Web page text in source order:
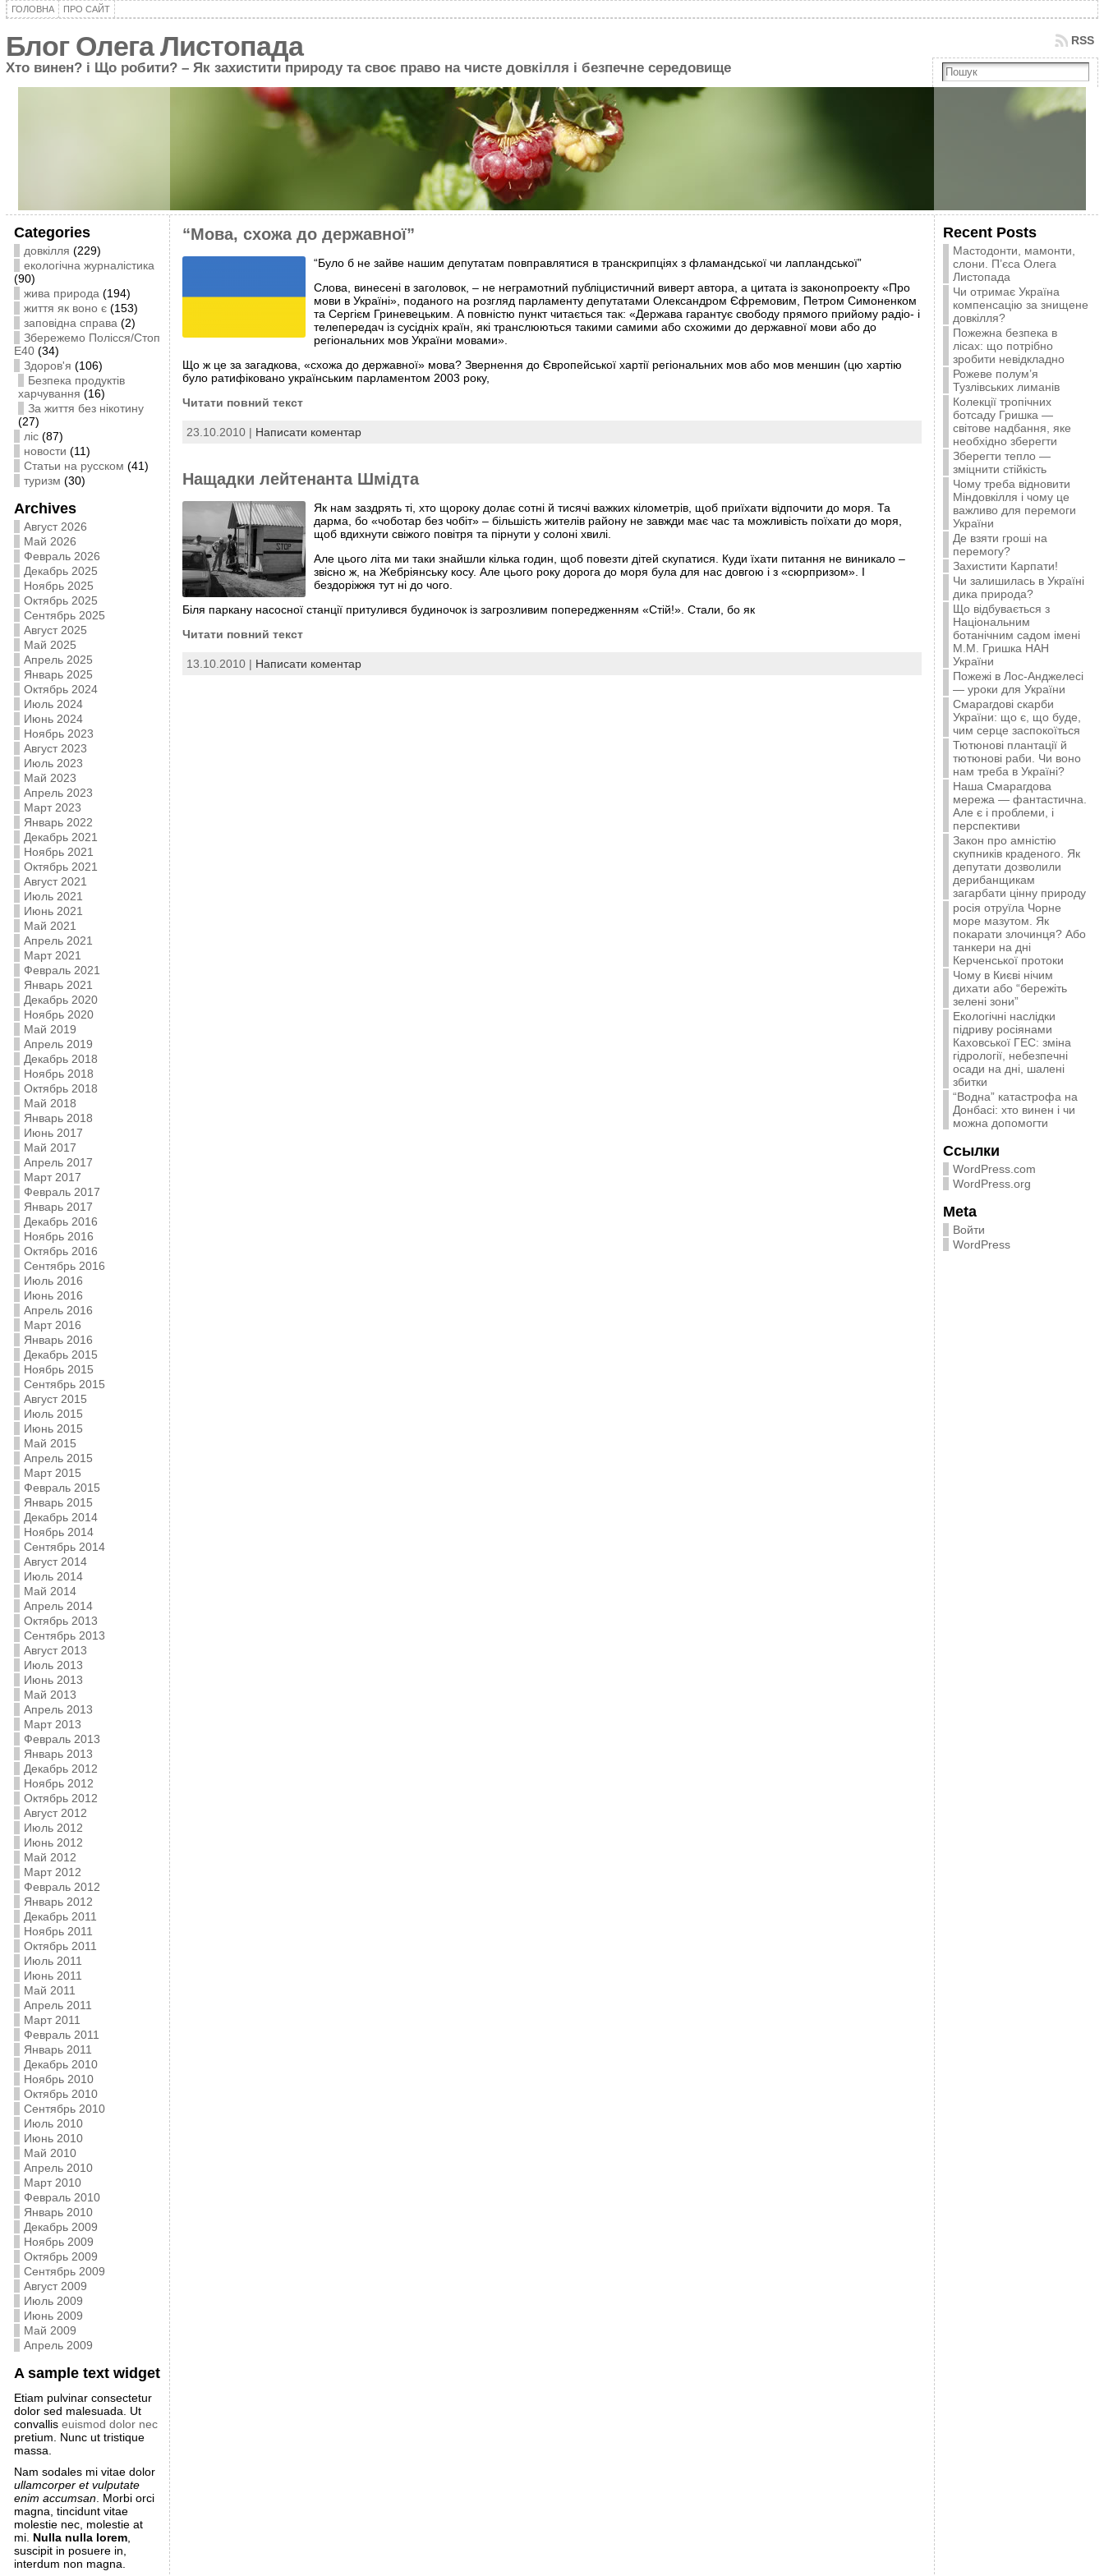
ГОЛОВНА ПРО САЙТ
Блог Олега Листопада
Хто винен? і Що робити? – Як захистити природу та своє право на чисте довкілля і безпечне середовище
RSS
Categories
довкілля (229)
екологічна журналістика
(90)
жива природа (194)
життя як воно є(153)
заповідна справа (2)
Збережемо Полісся/Стоп
Е40(34)
Здоров'я (106)
Безпека продуктів
харчування (16)
За життя без нікотину
(27)
ліс(87)
новости (11)
Статьи на русском (41)
туризм (30)
Archives
Август 2026
Май 2026
Февраль 2026
Декабрь 2025
Ноябрь 2025
Октябрь 2025
Сентябрь 2025
Август 2025
Май 2025
Апрель 2025
Январь 2025
Октябрь 2024
Июль 2024
Июнь 2024
Ноябрь 2023
Август 2023
Июль 2023
Май 2023
Апрель 2023
Март 2023
Январь 2022
Декабрь 2021
Ноябрь 2021
Октябрь 2021
Август 2021
Июль 2021
Июнь 2021
Май 2021
Апрель 2021
Март 2021
Февраль 2021
Январь 2021
Декабрь 2020
Ноябрь 2020
Май 2019
Апрель 2019
Декабрь 2018
Ноябрь 2018
Октябрь 2018
Май 2018
Январь 2018
Июнь 2017
Май 2017
Апрель 2017
Март 2017
Февраль 2017
Январь 2017
Декабрь 2016
Ноябрь 2016
Октябрь 2016
Сентябрь 2016
Июль 2016
Июнь 2016
Апрель 2016
Март 2016
Январь 2016
Декабрь 2015
Ноябрь 2015
Сентябрь 2015
Август 2015
Июль 2015
Июнь 2015
Май 2015
Апрель 2015
Март 2015
Февраль 2015
Январь 2015
Декабрь 2014
Ноябрь 2014
Сентябрь 2014
Август 2014
Июль 2014
Май 2014
Апрель 2014
Октябрь 2013
Сентябрь 2013
Август 2013
Июль 2013
Июнь 2013
Май 2013
Апрель 2013
Март 2013
Февраль 2013
Январь 2013
Декабрь 2012
Ноябрь 2012
Октябрь 2012
Август 2012
Июль 2012
Июнь 2012
Май 2012
Март 2012
Февраль 2012
Январь 2012
Декабрь 2011
Ноябрь 2011
Октябрь 2011
Июль 2011
Июнь 2011
Май 2011
Апрель 2011
Март 2011
Февраль 2011
Январь 2011
Декабрь 2010
Ноябрь 2010
Октябрь 2010
Сентябрь 2010
Июль 2010
Июнь 2010
Май 2010
Апрель 2010
Март 2010
Февраль 2010
Январь 2010
Декабрь 2009
Ноябрь 2009
Октябрь 2009
Сентябрь 2009
Август 2009
Июль 2009
Июнь 2009
Май 2009
Апрель 2009
A sample text widget
Etiam pulvinar consectetur
dolor sed malesuada. Ut
convallis euismod dolor nec
pretium. Nunc ut tristique
massa.
Nam sodales mi vitae dolor
ullamcorper et vulputate
enim accumsan. Morbi orci
magna, tincidunt vitae
molestie nec, molestie at
mi. Nulla nulla lorem,
suscipit in posuere in,
interdum non magna.
“Мова, схожа до державної”
“Було б не зайве нашим депутатам повправлятися в транскрипціях з фламандської чи лапландської”
Слова, винесені в заголовок, – не неграмотний публіцистичний виверт автора, а цитата із законопроекту «Про
мови в Україні», поданого на розгляд парламенту депутатами Олександром Єфремовим, Петром Cимоненком
та Сергієм Гриневецьким. А повністю пункт читається так: «Держава гарантує свободу прямого прийому радіо- і
телепередач із сусідніх країн, які транслюються такими самими або схожими до державної мови або до
регіональних мов України мовами».
Що ж це за загадкова, «схожа до державної» мова? Звернення до Європейської хартії регіональних мов або мов меншин (цю хартію
було ратифіковано українським парламентом 2003 року,
Читати повний текст
23.10.2010 | Написати коментар
Нащадки лейтенанта Шмідта
Як нам заздрять ті, хто щороку долає сотні й тисячі важких кілометрів, щоб приїхати відпочити до моря. Та
дарма, бо «чоботар без чобіт» – біль­шість жителів району не завжди має час та можливість поїхати до моря,
щоб вдихнути свіжого повітря та пірнути у солоні хвилі.
Але цього літа ми таки знайшли кілька годин, щоб повезти дітей скупатися. Куди їхати питання не виникало –
звісно ж, на Жебріянську косу. Але цього року дорога до моря була для нас довгою і з «сюрпризом». І
бездоріжжя тут ні до чого.
Біля паркану насосної станції притулився будино­чок із загрозливим поперед­женням «Стій!». Стали, бо як
Читати повний текст
13.10.2010 | Написати коментар
Recent Posts
Мастодонти, мамонти,
слони. П’єса Олега
Листопада
Чи отримає Україна
компенсацію за знищене
довкілля?
Пожежна безпека в
лісах: що потрібно
зробити невідкладно
Рожеве полум’я
Тузлівських лиманів
Колекції тропічних
ботсаду Гришка —
світове надбання, яке
необхідно зберегти
Зберегти тепло —
зміцнити стійкість
Чому треба відновити
Міндовкілля і чому це
важливо для перемоги
України
Де взяти гроші на
перемогу?
Захистити Карпати!
Чи залишилась в Україні
дика природа?
Що відбувається з
Національним
ботанічним садом імені
М.М. Гришка НАН
України
Пожежі в Лос-Анджелесі
— уроки для України
Смарагдові скарби
України: що є, що буде,
чим серце заспокоїться
Тютюнові плантації й
тютюнові раби. Чи воно
нам треба в Україні?
Наша Смарагдова
мережа — фантастична.
Але є і проблеми, і
перспективи
Закон про амністію
скупників краденого. Як
депутати дозволили
дерибанщикам
загарбати цінну природу
росія отруїла Чорне
море мазутом. Як
покарати злочинця? Або
танкери на дні
Керченської протоки
Чому в Києві нічим
дихати або “бережіть
зелені зони”
Екологічні наслідки
підриву росіянами
Каховської ГЕС: зміна
гідрології, небезпечні
осади на дні, шалені
збитки
“Водна” катастрофа на
Донбасі: хто винен і чи
можна допомогти
Ссылки
WordPress.com
WordPress.org
Meta
Войти
WordPress